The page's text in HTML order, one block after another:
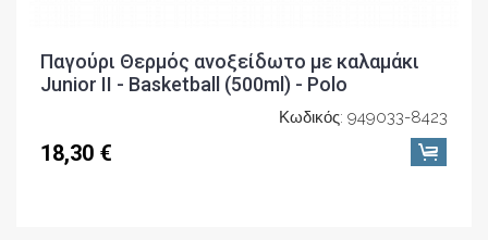
Παγούρι Θερμός ανοξείδωτο με καλαμάκι
Junior II - Basketball (500ml) - Polo
Κωδικός: 949033-8423
18,30 €